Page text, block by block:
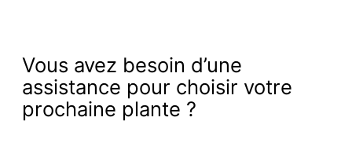
Vous avez besoin d’une
assistance pour choisir votre
prochaine plante ?